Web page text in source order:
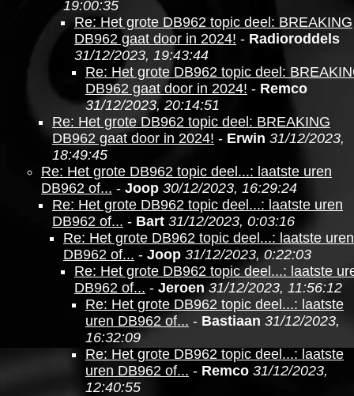
19:00:35
Re: Het grote DB962 topic deel: BREAKING
DB962 gaat door in 2024! - Radioroddels
31/12/2023, 19:43:44
Re: Het grote DB962 topic deel:
DB962 gaat door in 2024! - Remco
31/12/2023, 20:14:51
Re: Het grote DB962 topic deel: BREAKING
DB962 gaat door in 2024! - Erwin 31/12/2023,
18:49:45
Re: Het grote DB962 topic deel...: laatste uren
DB962 of... - Joop 30/12/2023, 16:29:24
Re: Het grote DB962 topic deel...: laatste uren
DB962 of... - Bart 31/12/2023, 0:03:16
Re: Het grote DB962 topic deel...: laatste uren
DB962 of... - Joop 31/12/2023, 0:22:03
Re: Het grote DB962 topic deel...: laatste
DB962 of... - Jeroen 31/12/2023, 11:56:12
Re: Het grote DB962 topic deel...: laatste
uren DB962 of... - Bastiaan 31/12/2023,
16:32:09
Re: Het grote DB962 topic deel...: laatste
uren DB962 of... - Remco 31/12/2023,
12:40:55